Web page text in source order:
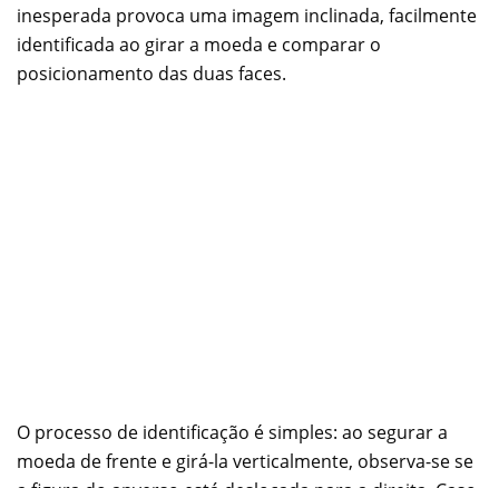
inesperada provoca uma imagem inclinada, facilmente
identificada ao girar a moeda e comparar o
posicionamento das duas faces.
O processo de identificação é simples: ao segurar a
moeda de frente e girá-la verticalmente, observa-se se